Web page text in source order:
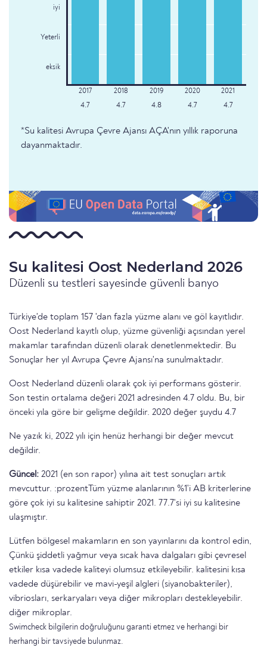
iyi
Yeterli
eksik
4.7 4.7 4.8 4.7 4.7
*Su kalitesi Avrupa Çevre Ajansı AÇA'nın yıllık raporuna
dayanmaktadır.
Su kalitesi Oost Nederland 2026
Düzenli su testleri sayesinde güvenli banyo
Türkiye'de toplam 157 'dan fazla yüzme alanı ve göl kayıtlıdır.
Oost Nederland kayıtlı olup, yüzme güvenliği açısından yerel
makamlar tarafından düzenli olarak denetlenmektedir. Bu
Sonuçlar her yıl Avrupa Çevre Ajansı'na sunulmaktadır.
Oost Nederland düzenli olarak çok iyi performans gösterir.
Son testin ortalama değeri 2021 adresinden 4.7 oldu. Bu, bir
önceki yıla göre bir gelişme değildir. 2020 değer şuydu 4.7
Ne yazık ki, 2022 yılı için henüz herhangi bir değer mevcut
değildir.
Güncel: 2021 (en son rapor) yılına ait test sonuçları artık
mevcuttur. :prozentTüm yüzme alanlarının %1'i AB kriterlerine
göre çok iyi su kalitesine sahiptir 2021. 77.7'si iyi su kalitesine
ulaşmıştır.
Lütfen bölgesel makamların en son yayınlarını da kontrol edin,
Çünkü şiddetli yağmur veya sıcak hava dalgaları gibi çevresel
etkiler kısa vadede kaliteyi olumsuz etkileyebilir. kalitesini kısa
vadede düşürebilir ve mavi-yeşil algleri (siyanobakteriler),
vibriosları, serkaryaları veya diğer mikropları destekleyebilir.
diğer mikroplar.
Swimcheck bilgilerin doğruluğunu garanti etmez ve herhangi bir
herhangi bir tavsiyede bulunmaz.